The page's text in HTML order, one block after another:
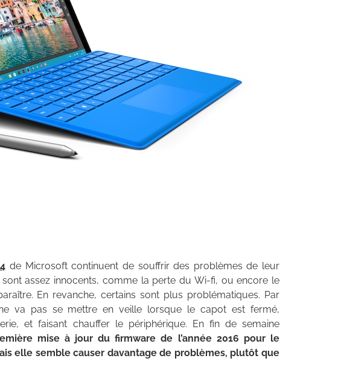
de Microsoft continuent de souffrir des problèmes de leur
sont assez innocents, comme la perte du Wi-fi, ou encore le
En revanche, certains sont plus problématiques. Par
va pas se mettre en veille lorsque le capot est fermé,
et faisant chauffer le périphérique. En fin de semaine
mise à jour du firmware de l’année 2016 pour le
elle semble causer davantage de problèmes, plutôt que